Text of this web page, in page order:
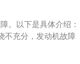
、奥迪Q3、奥迪Q
列等。
。以下是具体介绍：
不充分，发动机故障
器故障：汽车上安